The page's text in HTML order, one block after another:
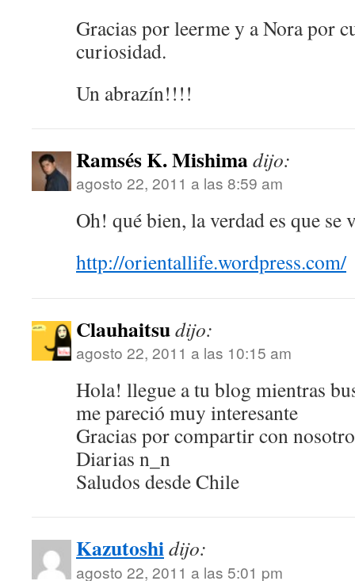
Gracias por leerme y a Nora por
curiosidad.
Un abrazín!!!!
Ramsés K. Mishimadijo:
agosto 22, 2011 a las 8:59 am
Oh! qué bien, la verdad es que
http://orientallife.wordpress.com/
Clauhaitsudijo:
agosto 22, 2011 a las 10:15 am
Hola! llegue a tu blog mientras
me pareció muy interesante
Gracias por compartir con
Diarias n_n
Saludos desde Chile
Kazutoshidijo:
agosto 22, 2011 a las 5:01 pm